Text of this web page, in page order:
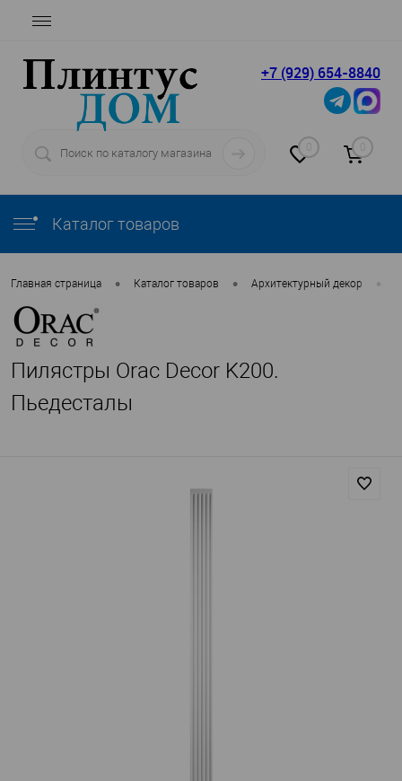
+7 (929) 654-8840
0 0
Каталог товаров
Главная страница • Каталог товаров • Архитектурный декор •
Пилястры Orac Decor K200.
Пьедесталы